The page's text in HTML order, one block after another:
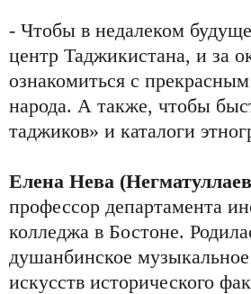
- Чтобы в недалеком
центр Таджикистана, и за
ознакомиться с
народа. А также, чтобы
таджиков» и каталоги
Елена Нева
профессор департамента
колледжа в Бостоне.
душанбинское
искусств исторического